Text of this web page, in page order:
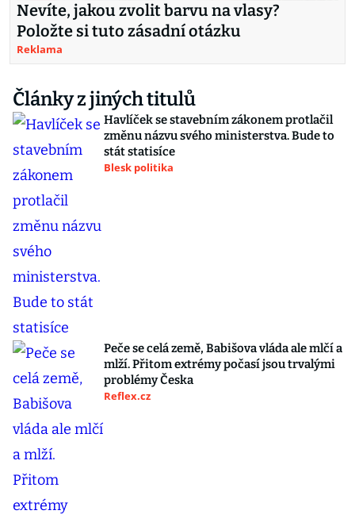
Nevíte, jakou zvolit barvu na vlasy?
Položte si tuto zásadní otázku
Reklama
Články z jiných titulů
Havlíček se stavebním zákonem protlačil
změnu názvu svého ministerstva. Bude to
stát statisíce
Blesk politika
Peče se celá země, Babišova vláda ale mlčí a
mlží. Přitom extrémy počasí jsou trvalými
problémy Česka
Reflex.cz